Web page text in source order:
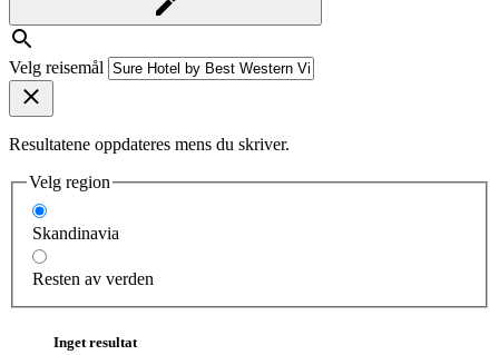
Velg reisemål
Resultatene oppdateres mens du skriver.
Velg region
Skandinavia
Resten av verden
Inget resultat